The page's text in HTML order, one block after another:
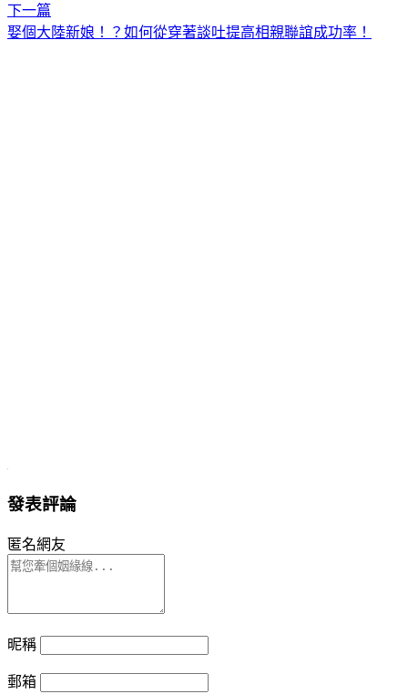
下一篇
娶個大陸新娘！？如何從穿著談吐提高相親聯誼成功率！
發表評論
匿名網友
昵稱
郵箱